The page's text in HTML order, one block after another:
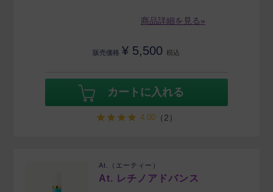
商品詳細を見る»
販売価格 ¥ 5,500 税込
カートに入れる
4.00 （2）
At.（エーティー）
At. レチノアドバンス